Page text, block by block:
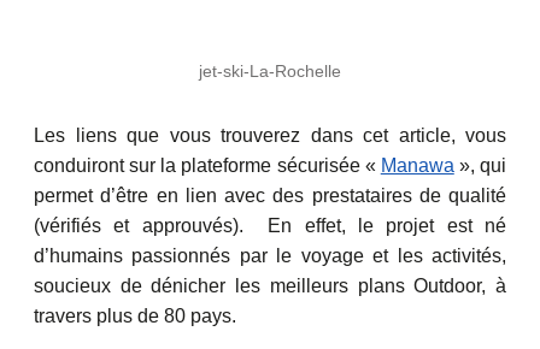
jet-ski-La-Rochelle
Les liens que vous trouverez dans cet article, vous
conduiront sur la plateforme sécurisée « Manawa », qui
permet d’être en lien avec des prestataires de qualité
(vérifiés et approuvés). En effet, le projet est né
d’humains passionnés par le voyage et les activités,
soucieux de dénicher les meilleurs plans Outdoor, à
travers plus de 80 pays.